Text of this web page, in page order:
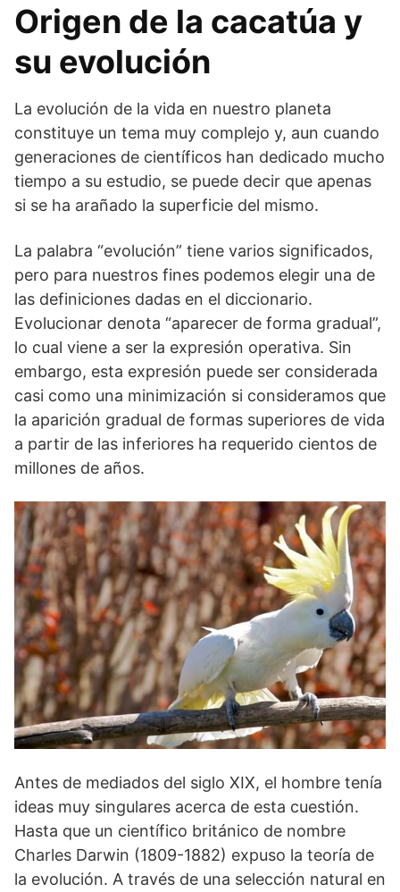
Origen de la cacatúa y
su evolución
La evolución de la vida en nuestro planeta
constituye un tema muy complejo y, aun cuando
generaciones de científicos han dedicado mucho
tiempo a su estudio, se puede decir que apenas
si se ha arañado la superficie del mismo.
La palabra “evolución” tiene varios significados,
pero para nuestros fines podemos elegir una de
las definiciones dadas en el diccionario.
Evolucionar denota “aparecer de forma gradual”,
lo cual viene a ser la expresión operativa. Sin
embargo, esta expresión puede ser considerada
casi como una minimización si consideramos que
la aparición gradual de formas superiores de vida
a partir de las inferiores ha requerido cientos de
millones de años.
Antes de mediados del siglo XIX, el hombre tenía
ideas muy singulares acerca de esta cuestión.
Hasta que un científico británico de nombre
Charles Darwin (1809-1882) expuso la teoría de
la evolución. A través de una selección natural en